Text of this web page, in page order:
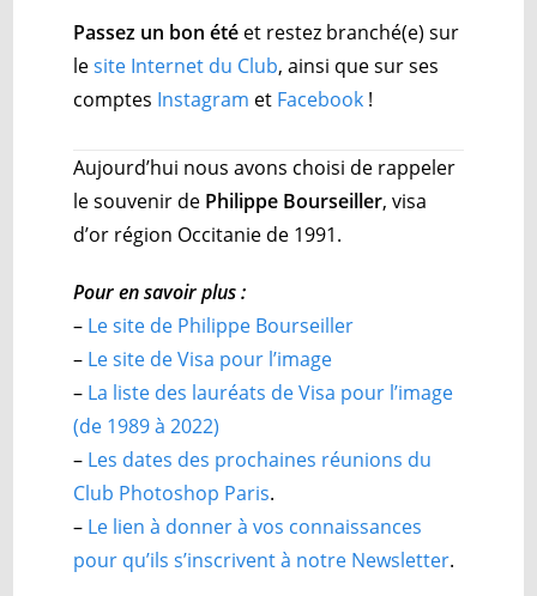
Passez un bon été et restez branché(e) sur
lesite Internet du Club, ainsi que sur ses
comptes Instagram et Facebook !
Aujourd’hui nous avons choisi de rappeler
le souvenir de Philippe Bourseiller, visa
d’or région Occitanie de 1991.
Pour en savoir plus :
– Le site de Philippe Bourseiller
– Le site de Visa pour l’image
– La liste des lauréats de Visa pour l’image
(de 1989 à 2022)
– Les dates des prochaines réunions du
Club Photoshop Paris.
– Le lien à donner à vos connaissances
pour qu’ils s’inscrivent à notre Newsletter.